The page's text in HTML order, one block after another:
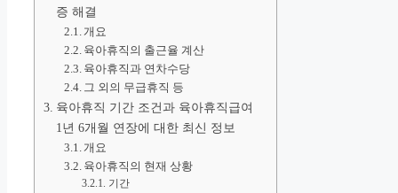
증 해결
개요
육아휴직의 출근율 계산
육아휴직과 연차수당
그 외의 무급휴직 등
육아휴직 기간 조건과 육아휴직급여
1년 6개월 연장에 대한 최신 정보
개요
육아휴직의 현재 상황
기간